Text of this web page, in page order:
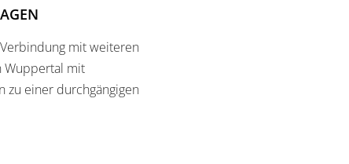
mit weiteren
Wuppertal mit
zu einer durchgängigen